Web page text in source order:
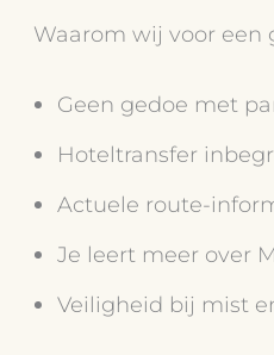
Waarom wij voor een
Geen gedoe met
Hoteltransfer
Actuele route-
Je leert meer over
Veiligheid bij mist